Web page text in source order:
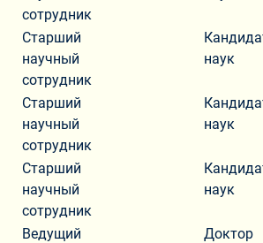
сотрудник
Старший
научный
сотрудник
наук
Старший
научный
сотрудник
наук
Старший
научный
сотрудник
наук
Ведущий
Доктор